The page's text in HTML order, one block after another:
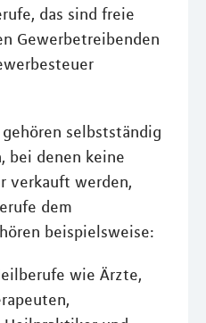
das sind freie
Gewerbetreibenden
selbstständig
bei denen keine
verkauft werden,
dem
beispielsweise:
wie Ärzte,